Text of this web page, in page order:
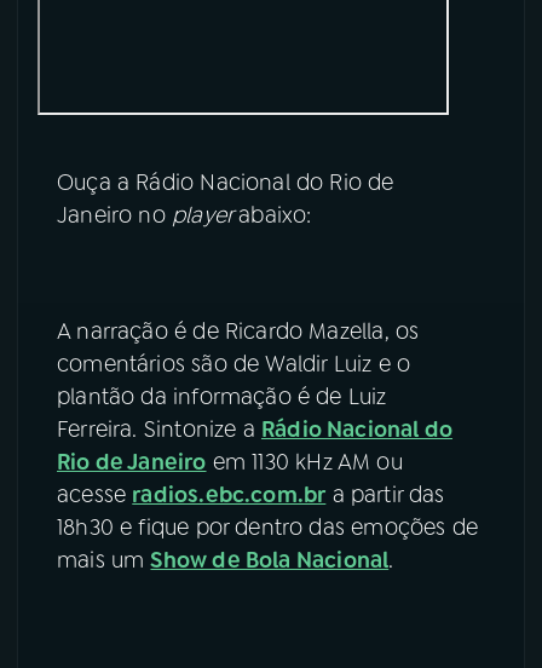
Ouça a Rádio Nacional do Rio de
Janeiro no playerabaixo:
A narração é de Ricardo Mazella, os
comentários são de Waldir Luiz e o
plantão da informação é de Luiz
Ferreira. Sintonize a Rádio Nacional do
Rio de Janeiro em 1130 kHz AM ou
acesse radios.ebc.com.br a partir das
18h30 e fique por dentro das emoções de
mais umShow de Bola Nacional.